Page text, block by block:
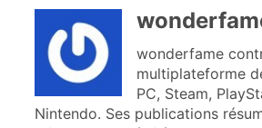
wonderfame
multiplateforme
PC, Steam,
Nintendo. Ses publications